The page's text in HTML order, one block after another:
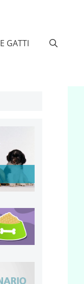
GATTI